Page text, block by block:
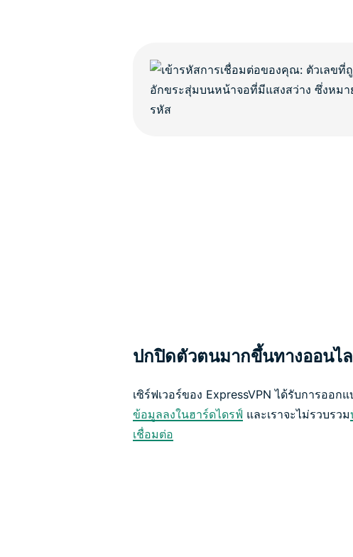
ปกปิดตัวตนมากขึ้นทางออนไ
เซิร์ฟเวอร์ของ ExpressVPN ได้รับการออก
ข้อมูลลงในฮาร์ดไดรฟ์ และเราจะไม่รวบรวม
เชื่อมต่อ